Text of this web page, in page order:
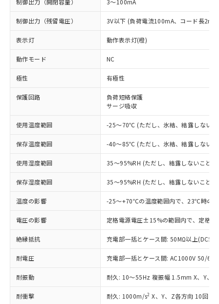
制御出力（開閉容量） 3～100mA
制御出力（残留電圧） 3V以下 (負荷電流100mA、コード長2m
表示灯 動作表示灯(橙)
動作モード NC
極性 有極性
保護回路
負荷短絡保護
サージ吸収
使用温度範囲 -25～70℃ (ただし、氷結、結露しない
保存温度範囲 -40～85℃ (ただし、氷結、結露しない
使用湿度範囲 35～95%RH (ただし、結露しないこと)
保存湿度範囲 35～95%RH (ただし、結露しないこと)
温度の影響 -25～+70℃の温度範囲内で、23℃時の
電圧の影響 定格電源電圧±15%の範囲内で、定格
絶縁抵抗 充電部一括とケース間: 50MΩ以上
耐電圧 充電部一括とケース間: AC1000V 50/
耐振動 耐久: 10～55Hz 複振幅 1.5mm X、Y、Z
耐衝撃 耐久: 1000m/s2 X、Y、Z各方向 10回
ご利用条件
以下の条件をお読みいただき、同意のうえ
本サービスは、当社制御機器事業取扱
商品の当社在庫状況および標準価格
(税抜)を提供させていただくもので
当社制御機器事業取扱商品の中には、
ことをご了承ください。
在庫状況および標準価格照会結果は、
記載している更新日時点での社内デー
※1 対応状況
対応済み：EU RoHS指令（10物質）の
非含有に対応した製品が提供可能な商品で
対応予定：EU RoHS指令（10物質）の非含
商品です。
対応予定なし：EU RoHS指令（10物質）の
非含有に非対応の商品で、対応品を出す予
定はありません。
調査・確認中：EU RoHS指令（10物質）の
非含有の対応状況を調査中または確認中の
非該当品：ライセンス料など無形物で、有
害物質有無と関係のない商品です。
仕入先様の事情により、非含有部品として
いたものが、含有品と判明した場合などや
むを得ず変更することがあります。
*EU RoHS指令（10物質）：
※1 中国RoHS○×表
「○」：最大均質材料含有率が中国RoHSの
基準値以下であることを示します。
「×」：最大均質材料含有率が中国RoHSの
基準値を超えていることを示します。
「－」：未確認です。当社販売部門へお問
い合わせください。
為替および外国貿易法に定める商品
（以下｢規制貨物等」という）を輸出